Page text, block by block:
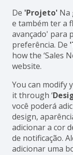
De 'Projeto' Na
e também ter a
avançado' para
preferência. De
how the ‘Sales
website.
You can modify
it through ‘
você poderá
design,
adicionar a cor
de notificação.
adicionar uma